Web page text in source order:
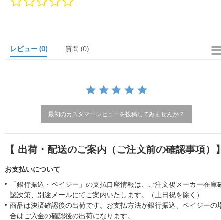
r
レビュー (0) 質問 (0)
最初のカスタマーレビューを投稿してみませんか？
【 出荷・配送のご案内（ご注文前の確認事項）
お支払いについて
「銀行振込・ペイジー」の支払口座情報は、ご注文後メーカー在庫
認次第、別途メールにてご案内いたします。（土日祝を除く）
商品は決済確認後の出荷です。お支払方法が銀行振込、ペイジーの
合はご入金の確認後の出荷になります。